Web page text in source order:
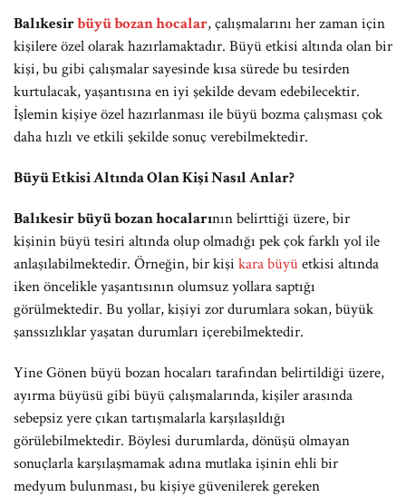
Balıkesirbüyü bozan hocalar, çalışmalarını her zaman için
kişilere özel olarak hazırlamaktadır. Büyü etkisi altında olan bir
kişi, bu gibi çalışmalar sayesinde kısa sürede bu tesirden
kurtulacak, yaşantısına en iyi şekilde devam edebilecektir.
İşlemin kişiye özel hazırlanması ile büyü bozma çalışması çok
daha hızlı ve etkili şekilde sonuç verebilmektedir.
Büyü Etkisi Altında Olan Kişi Nasıl Anlar?
Balıkesir büyü bozan hocalarının belirttiği üzere, bir
kişinin büyü tesiri altında olup olmadığı pek çok farklı yol ile
anlaşılabilmektedir. Örneğin, bir kişi kara büyüetkisi altında
iken öncelikle yaşantısının olumsuz yollara saptığı
görülmektedir. Bu yollar, kişiyi zor durumlara sokan, büyük
şanssızlıklar yaşatan durumları içerebilmektedir.
Yine Gönen büyü bozan hocaları tarafından belirtildiği üzere,
ayırma büyüsü gibi büyü çalışmalarında, kişiler arasında
sebepsiz yere çıkan tartışmalarla karşılaşıldığı
görülebilmektedir. Böylesi durumlarda, dönüşü olmayan
sonuçlarla karşılaşmamak adına mutlaka işinin ehli bir
medyum bulunması, bu kişiye güvenilerek gereken